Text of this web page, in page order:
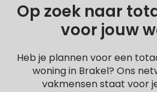
Op zoek naar
voor jouw
Heb je plannen voor een
woning in Brakel? Ons
vakmensen staat voor